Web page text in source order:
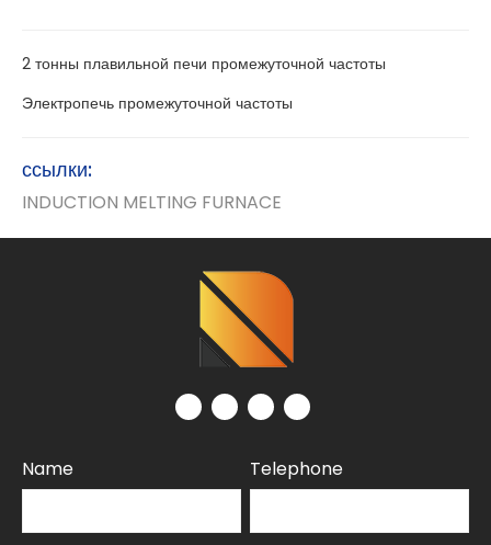
2 тонны плавильной печи промежуточной частоты
Электропечь промежуточной частоты
ссылки:
INDUCTION MELTING FURNACE
Name Telephone